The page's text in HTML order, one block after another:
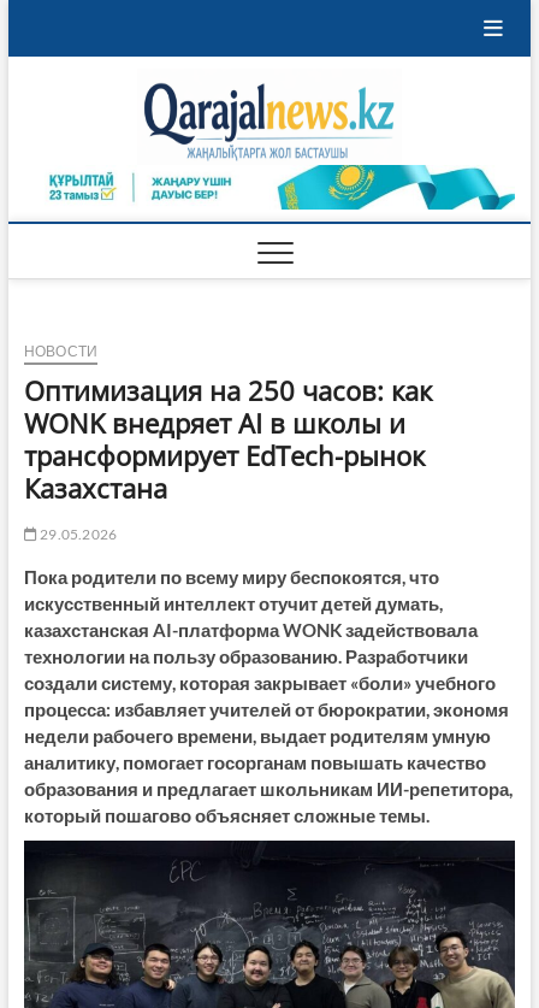
НОВОСТИ
Оптимизация на 250 часов: как
WONK внедряет AI в школы и
трансформирует EdTech-рынок
Казахстана
29.05.2026
Пока родители по всему миру беспокоятся, что
искусственный интеллект отучит детей думать,
казахстанская AI-платформа WONK задействовала
технологии на пользу образованию. Разработчики
создали систему, которая закрывает «боли» учебного
процесса: избавляет учителей от бюрократии, экономя
недели рабочего времени, выдает родителям умную
аналитику, помогает госорганам повышать качество
образования и предлагает школьникам ИИ-репетитора,
который пошагово объясняет сложные темы.